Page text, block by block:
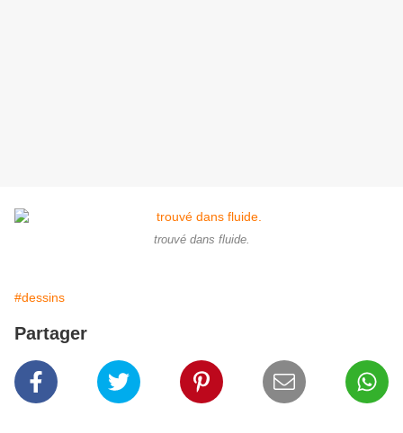
trouvé dans fluide.
#dessins
Partager